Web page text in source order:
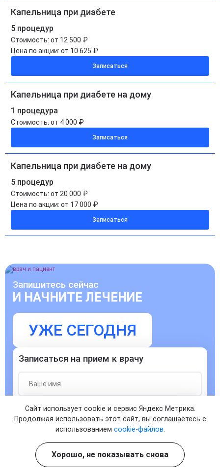
Капельница при диабете
5 процедур
Стоимость: от 12 500 ₽
Цена по акции: от 10 625 ₽
Записаться
Капельница при диабете на дому
1 процедура
Стоимость: от 4 000 ₽
Записаться
Капельница при диабете на дому
5 процедур
Стоимость: от 20 000 ₽
Цена по акции: от 17 000 ₽
Записаться
Запишитесь сейчас
И НАЧНИТЕ ЛЕЧЕНИЕ
УЖЕ СЕГОДНЯ
Записаться на прием к врачу
Согласен сполитикой о конфиденциальности
обработку персональных данных
ЗАПИСАТЬСЯ
Сайт использует cookie и сервис Яндекс Метрика.
Продолжая использовать этот сайт, вы соглашаетесь с
использованием cookie-файлов.
Хорошо, не показывать снова